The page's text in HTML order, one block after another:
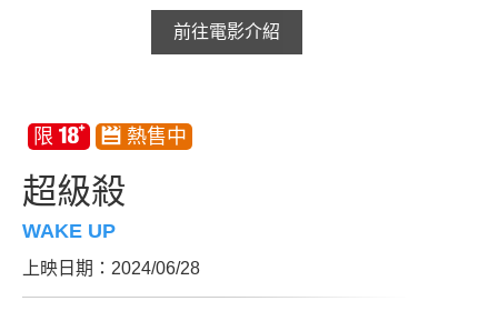
前往電影介紹
超級殺
WAKE UP
上映日期：2024/06/28
會員活動
會員Q&A